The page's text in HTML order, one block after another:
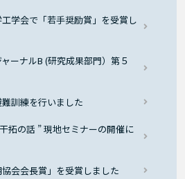
学会で「若手奨励賞」を受賞し
ーナルB (研究成果部門）第５
訓練を行いました
拓の話 ” 現地セミナーの開催に
会会長賞」を受賞しました